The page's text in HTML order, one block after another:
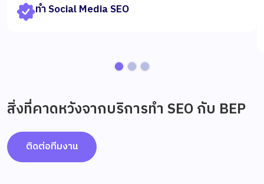
ทำ Social Media SEO
สิ่งที่คาดหวังจากบริการทำ SEO กับ BEP
ติดต่อทีมงาน